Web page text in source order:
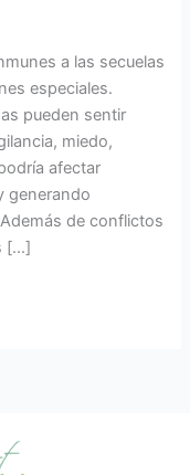
a las secuelas
especiales.
pueden sentir
miedo,
afectar
generando
de conflictos
[…]